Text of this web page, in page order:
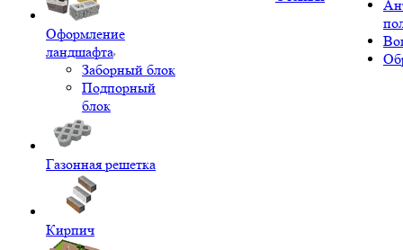
Оформление
ландшафта
Заборный блок
Подпорный
блок
Газонная решетка
Кирпич